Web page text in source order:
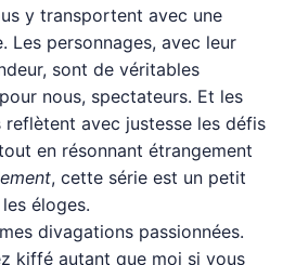
y transportent avec une
Les personnages, avec leur
sont de véritables
nous, spectateurs. Et les
reflètent avec justesse les défis
en résonnant étrangement
, cette série est un petit
éloges.
divagations passionnées.
kiffé autant que moi si vous